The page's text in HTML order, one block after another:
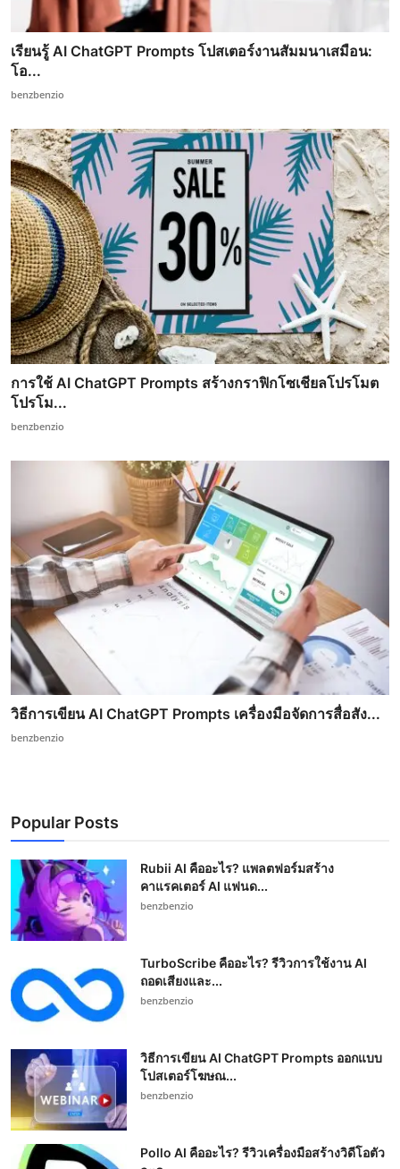
เรียนรู้ AI ChatGPT Prompts โปสเตอร์งานสัมมนาเสมือน:
โอ...
benzbenzio
การใช้ AI ChatGPT Prompts สร้างกราฟิกโซเชียลโปรโมต
โปรโม...
benzbenzio
วิธีการเขียน AI ChatGPT Prompts เครื่องมือจัดการสื่อสัง...
benzbenzio
Popular Posts
Rubii AI คืออะไร? แพลตฟอร์มสร้าง
คาแรคเตอร์ AI แฟนด...
benzbenzio
TurboScribe คืออะไร? รีวิวการใช้งาน AI
ถอดเสียงและ...
benzbenzio
วิธีการเขียน AI ChatGPT Prompts ออกแบบ
โปสเตอร์โฆษณ...
benzbenzio
Pollo AI คืออะไร? รีวิวเครื่องมือสร้างวิดีโอตัว